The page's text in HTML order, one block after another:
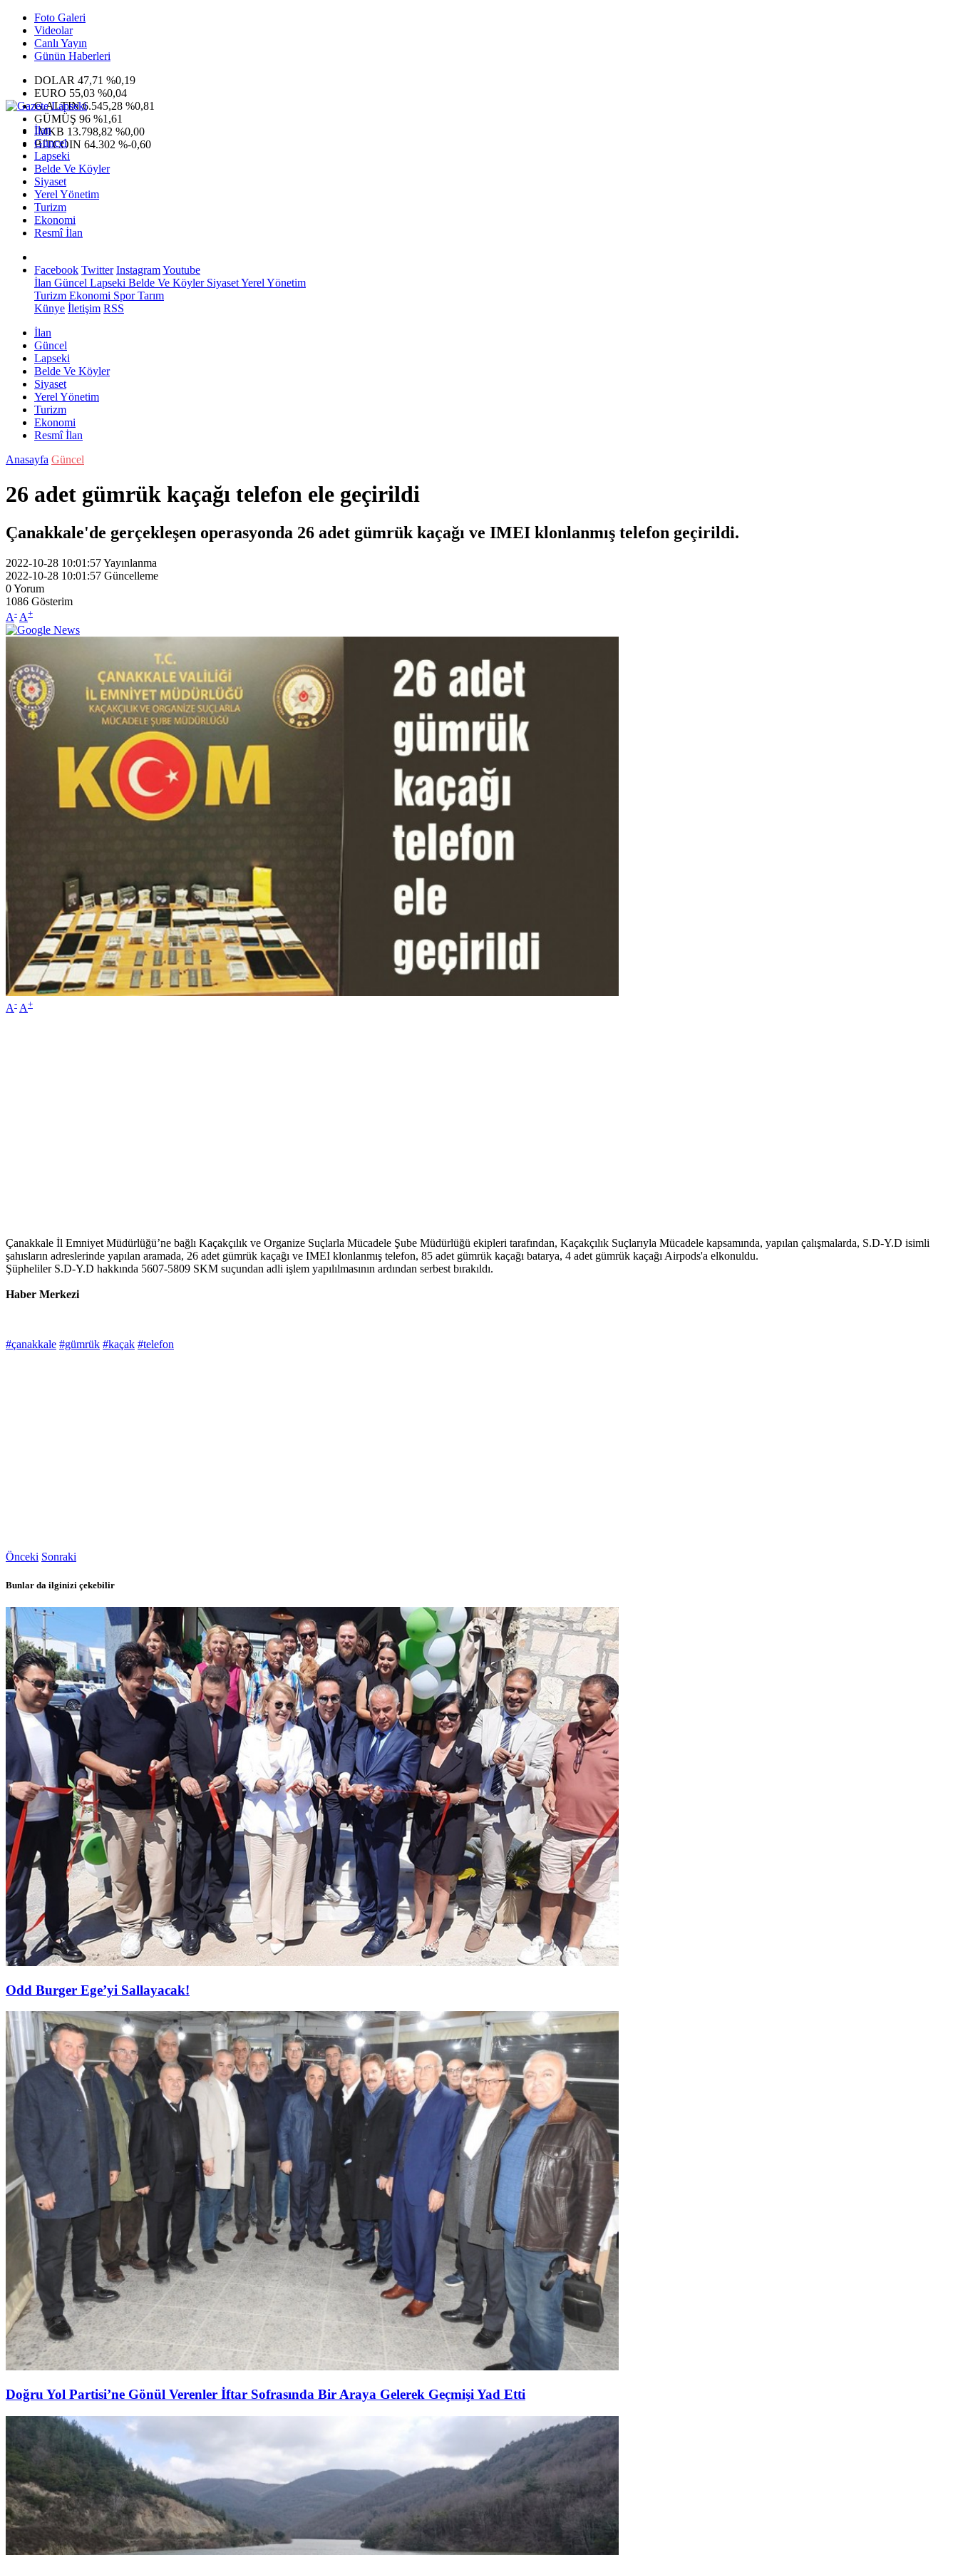
Foto Galeri
Videolar
Canlı Yayın
Günün Haberleri
DOLAR 47,71 %0,19
EURO 55,03 %0,04
G.ALTIN6.545,28 %0,81
GÜMÜŞ 96 %1,61
IMKB 13.798,82 %0,00
BITCOIN 64.302 %-0,60
İlan
Güncel
Lapseki
Belde Ve Köyler
Siyaset
Yerel Yönetim
Turizm
Ekonomi
Resmî İlan
Facebook Twitter InstagramYoutube
İlan Güncel Lapseki Belde Ve KöylerSiyasetYerel Yönetim
Turizm Ekonomi SporTarım
Künye İletişim RSS
İlan
Güncel
Lapseki
Belde Ve Köyler
Siyaset
Yerel Yönetim
Turizm
Ekonomi
Resmî İlan
Anasayfa Güncel
26 adet gümrük kaçağı telefon ele geçirildi
Çanakkale'de gerçekleşen operasyonda 26 adet gümrük kaçağı ve IMEI klonlanmış telefon geçirildi.
2022-10-28 10:01:57Yayınlanma
2022-10-28 10:01:57 Güncelleme
0Yorum
1086 Gösterim
A- A+
A- A+
Çanakkale İl Emniyet Müdürlüğü’ne bağlı Kaçakçılık ve Organize Suçlarla Mücadele Şube Müdürlüğü ekipleri tarafından, Kaçakçılık Suçlarıyla Mücadele kapsamında, yapılan çalışmalarda, S.D-Y.D isimli
şahısların adreslerinde yapılan aramada, 26 adet gümrük kaçağı ve IMEI klonlanmış telefon, 85 adet gümrük kaçağı batarya, 4 adet gümrük kaçağı Airpods'a elkonuldu.
Şüpheliler S.D-Y.D hakkında 5607-5809 SKM suçundan adli işlem yapılılmasının ardından serbest bırakıldı.
Haber Merkezi
#çanakkale #gümrük #kaçak #telefon
Önceki Sonraki
Bunlar da ilginizi çekebilir
Odd Burger Ege’yi Sallayacak!
Doğru Yol Partisi’ne Gönül Verenler İftar Sofrasında Bir Araya Gelerek Geçmişi Yad Etti